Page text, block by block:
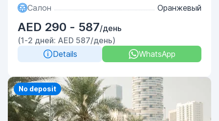
Салон
Оранжевый
AED 290 - 587/день
(1-2 дней: AED 587/день)
Details
WhatsApp
Priority
No deposit